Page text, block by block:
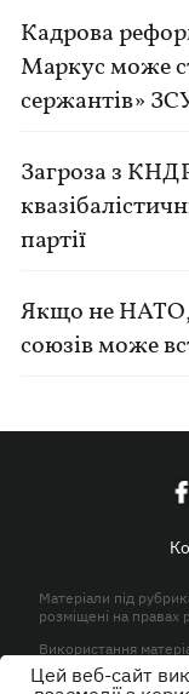
Кадрова
Маркус може
сержантів»
Загроза з
партії
Якщо не НАТО,
союзів може
Матеріали під
розміщені на правах
Використання
активного
Цей веб-сайт